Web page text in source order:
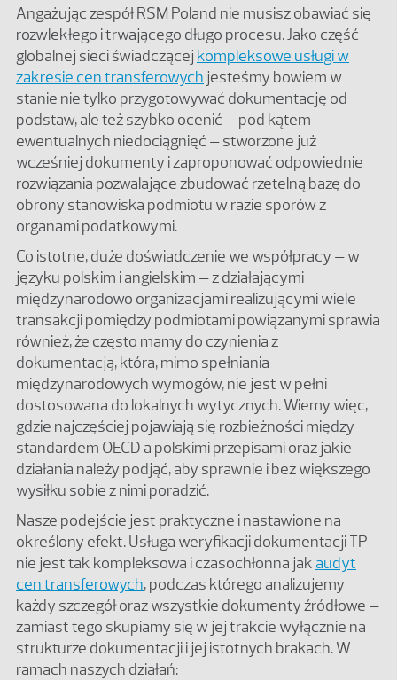
Angażując zespół RSM Poland nie musisz obawiać się
rozwlekłego i trwającego długo procesu. Jako część
globalnej sieci świadczącej kompleksowe usługi w
zakresie cen transferowych jesteśmy bowiem w
stanie nie tylko przygotowywać dokumentację od
podstaw, ale też szybko ocenić – pod kątem
ewentualnych niedociągnięć – stworzone już
wcześniej dokumenty i zaproponować odpowiednie
rozwiązania pozwalające zbudować rzetelną bazę do
obrony stanowiska podmiotu w razie sporów z
organami podatkowymi.
Co istotne, duże doświadczenie we współpracy – w
języku polskim i angielskim – z działającymi
międzynarodowo organizacjami realizującymi wiele
transakcji pomiędzy podmiotami powiązanymi sprawia
również, że często mamy do czynienia z
dokumentacją, która, mimo spełniania
międzynarodowych wymogów, nie jest w pełni
dostosowana do lokalnych wytycznych. Wiemy więc,
gdzie najczęściej pojawiają się rozbieżności między
standardem OECD a polskimi przepisami oraz jakie
działania należy podjąć, aby sprawnie i bez większego
wysiłku sobie z nimi poradzić.
Nasze podejście jest praktyczne i nastawione na
określony efekt. Usługa weryfikacji dokumentacji TP
nie jest tak kompleksowa i czasochłonna jak audyt
cen transferowych, podczas którego analizujemy
każdy szczegół oraz wszystkie dokumenty źródłowe –
zamiast tego skupiamy się w jej trakcie wyłącznie na
strukturze dokumentacji i jej istotnych brakach. W
ramach naszych działań: